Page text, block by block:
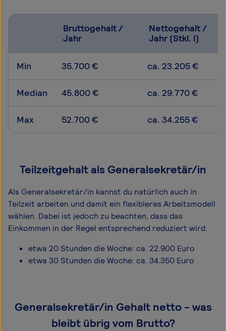
Bruttogehalt /
Jahr
Nettogehalt /
Jahr (Stkl. I)
Min 35.700 € ca. 23.205 €
Median 45.800 € ca. 29.770 €
Max 52.700 € ca. 34.255 €
Teilzeitgehalt als Generalsekretär/in
Als Generalsekretär/in kannst du natürlich auch in
Teilzeit arbeiten und damit ein flexibleres Arbeitsmodell
wählen. Dabei ist jedoch zu beachten, dass das
Einkommen in der Regel entsprechend reduziert wird.
etwa 20 Stunden die Woche: ca. 22.900 Euro
etwa 30 Stunden die Woche: ca. 34.350 Euro
Generalsekretär/in Gehalt netto - was
bleibt übrig vom Brutto?